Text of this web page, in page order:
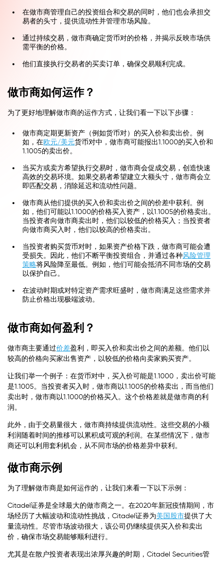
在做市商管理自己的投资组合和交易的同时，他们也会承担交
易者的头寸，提供流动性并管理市场风险。
通过持续交易，做市商确定货币对的价格，并揭示反映市场供
需平衡的价格。
他们直接执行交易者的买卖订单，确保交易顺利完成。
做市商如何运作？
为了更好地理解做市商的运作方式，让我们看一下以下步骤：
做市商定期更新资产（例如货币对）的买入价和卖出价。例
如，在欧元/美元货币对中，做市商可能报出1.1000的买入价和
1.1005的卖出价。
当买方或卖方希望执行交易时，做市商会促成交易，创造快速
高效的交易环境。如果交易者希望建立大额头寸，做市商会立
即匹配交易，消除延迟和流动性问题。
做市商从他们提供的买入价和卖出价之间的价差中获利。例
如，他们可能以1.1000的价格买入资产，以1.1005的价格卖出。
当投资者向做市商卖出时，他们以较低的价格买入；当投资者
向做市商买入时，他们以较高的价格卖出。
当投资者购买货币对时，如果资产价格下跌，做市商可能会遭
受损失。因此，他们不断平衡投资组合，并通过各种风险管理
策略将风险降至最低。例如，他们可能会抵消不同市场的交易
以保护自己。
在波动时期或对特定资产需求旺盛时，做市商满足这些需求并
防止价格出现极端波动。
做市商如何盈利？
做市商主要通过价差盈利，即买入价和卖出价之间的差额。他们以
较高的价格向买家出售资产，以较低的价格向卖家购买资产。
让我们举一个例子：在货币对中，买入价可能是1.1000，卖出价可能
是1.1005。当投资者买入时，做市商以1.1005的价格卖出，而当他们
卖出时，做市商以1.1000的价格买入。这个价格差就是做市商的利
润。
此外，由于交易量很大，做市商持续提供流动性。这些交易的小额
利润随着时间的推移可以累积成可观的利润。在某些情况下，做市
商还可以利用套利机会，从不同市场的价格差异中获利。
做市商示例
为了理解做市商是如何运作的，让我们来看一下以下示例：
Citadel证券是全球最大的做市商之一。在2020年新冠疫情期间，市
场经历了大幅波动和流动性挑战，Citadel证券为美国股市提供了大
量流动性。尽管市场波动很大，该公司仍继续提供买入价和卖出
价，确保市场交易能够顺利进行。
尤其是在散户投资者表现出浓厚兴趣的时期，Citadel Securities管